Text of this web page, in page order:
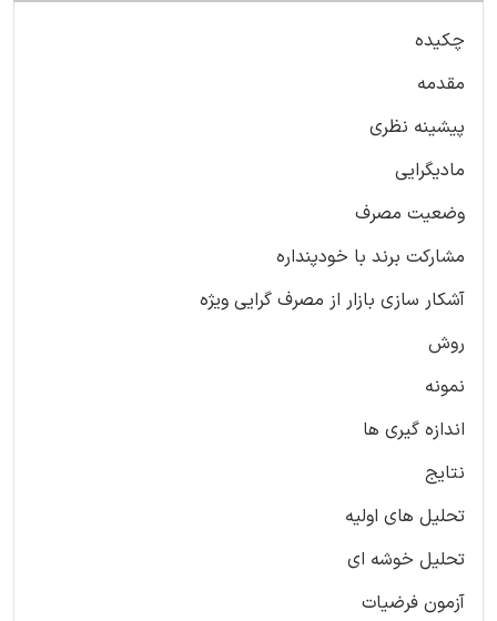
چکیده
مقدمه
پیشینه نظری
مادیگرایی
وضعیت مصرف
مشارکت برند با خودپنداره
آشکار سازی بازار از مصرف گرایی ویژه
روش
نمونه
اندازه گیری ها
نتایج
تحلیل های اولیه
تحلیل خوشه ای
آزمون فرضیات